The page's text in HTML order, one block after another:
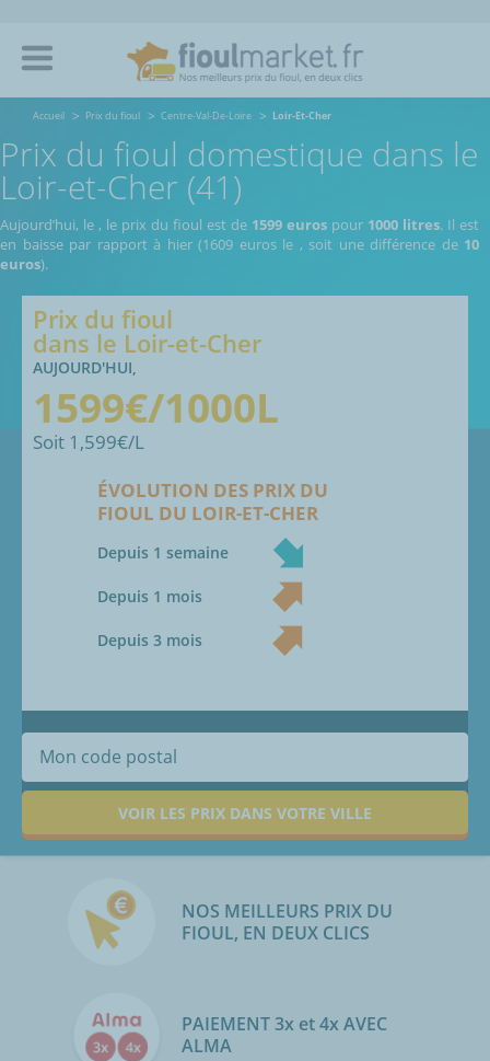
Accueil Prix du fioul Centre-Val-De-Loire Loir-Et-Cher
Prix du fioul domestique dans le
Loir-et-Cher (41)
Aujourd’hui, le , le prix du fioul est de 1599 euros pour 1000 litres. Il est
en baisse par rapport à hier (1609 euros le , soit une différence de 10
euros).
VOIR LES PRIX DANS VOTRE VILLE
Prix du fioul
dans le Loir-et-Cher
AUJOURD'HUI,
1599€/1000L
Soit 1,599€/L
ÉVOLUTION DES PRIX DU
FIOUL DU LOIR-ET-CHER
Depuis 1 semaine
Depuis 1 mois
Depuis 3 mois
NOS MEILLEURS PRIX DU
FIOUL, EN DEUX CLICS
PAIEMENT 3x et 4x AVEC
ALMA